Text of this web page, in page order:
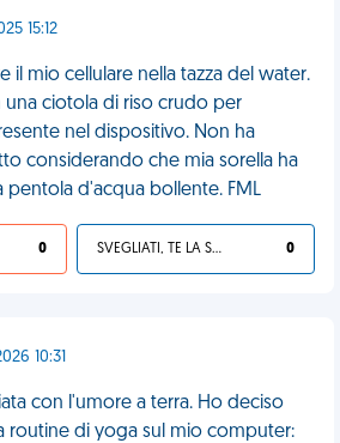
15:12
il mio cellulare nella tazza del water.
una ciotola di riso crudo per
nel dispositivo. Non ha
considerando che mia sorella ha
d'acqua bollente. FML
0 SVEGLIATI, TE LA SEI CERCATA! 0
10:31
con l'umore a terra. Ho deciso
routine di yoga sul mio computer: